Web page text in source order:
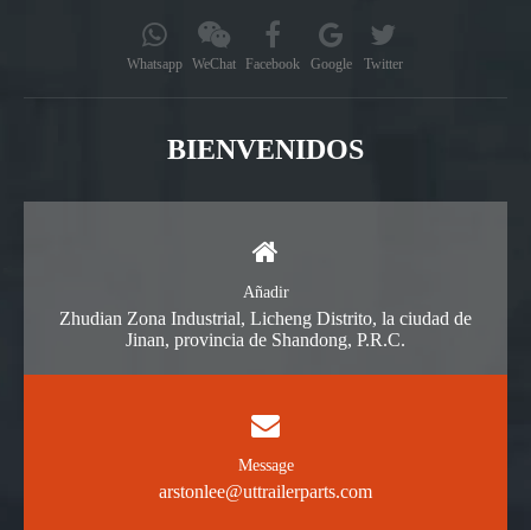
Whatsapp WeChat Facebook Google Twitter
BIENVENIDOS
Añadir
Zhudian Zona Industrial, Licheng Distrito, la ciudad de
Jinan, provincia de Shandong, P.R.C.
Message
arstonlee@uttrailerparts.com